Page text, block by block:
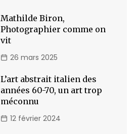
Mathilde Biron,
Photographier comme on
vit
26 mars 2025
L’art abstrait italien des
années 60-70, un art trop
méconnu
12 février 2024